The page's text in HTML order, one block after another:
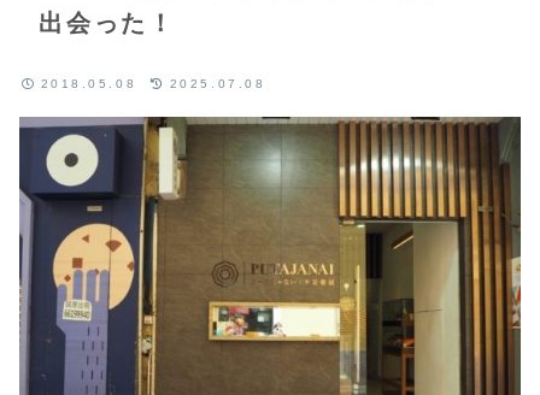
出会った！
2018.05.08 2025.07.08